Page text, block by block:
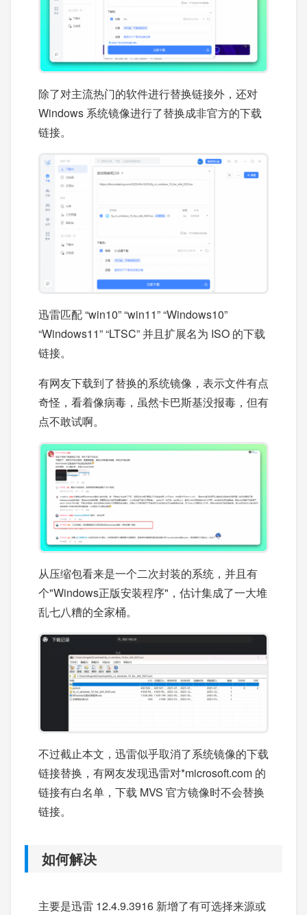
除了对主流热门的软件进行替换链接外，还对
Windows 系统镜像进行了替换成非官方的下载
链接。
迅雷匹配 “win10” “win11” “Windows10”
“Windows11” “LTSC” 并且扩展名为 ISO 的下载
链接。
有网友下载到了替换的系统镜像，表示文件有点
奇怪，看着像病毒，虽然卡巴斯基没报毒，但有
点不敢试啊。
从压缩包看来是一个二次封装的系统，并且有
个"Windows正版安装程序"，估计集成了一大堆
乱七八糟的全家桶。
不过截止本文，迅雷似乎取消了系统镜像的下载
链接替换，有网友发现迅雷对*microsoft.com 的
链接有白名单，下载 MVS 官方镜像时不会替换
链接。
如何解决
主要是迅雷 12.4.9.3916 新增了有可选择来源或